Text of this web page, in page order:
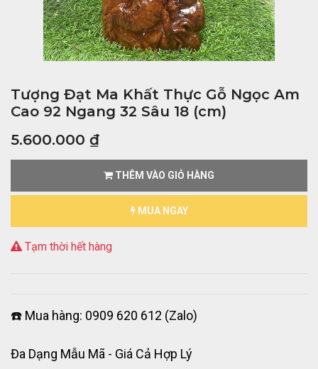
Tượng Đạt Ma Khất Thực Gỗ Ngọc Am
Cao 92 Ngang 32 Sâu 18 (cm)
5.600.000 ₫
THÊM VÀO GIỎ HÀNG
MUA NGAY
Tạm thời hết hàng
☎️ Mua hàng: 0909 620 612 (Zalo)
Đa Dạng Mẫu Mã - Giá Cả Hợp Lý